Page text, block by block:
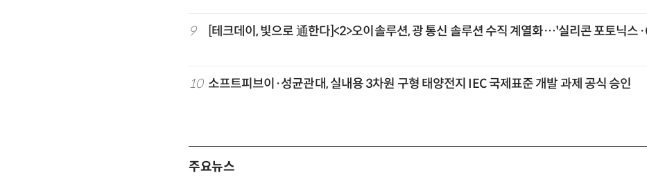
9 [테크데이, 빛으로 通한다]<2>오이솔루션, 광 통신 솔루션 수직 계열화…'실리콘 포토닉스
10 소프트피브이·성균관대, 실내용 3차원 구형 태양전지 IEC 국제표준 개발 과제 공식 승인
주요뉴스